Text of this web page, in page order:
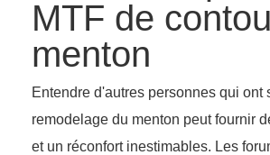
MTF de
menton
Entendre d'autres personnes qui ont
remodelage du menton peut fournir
et un réconfort inestimables. Les